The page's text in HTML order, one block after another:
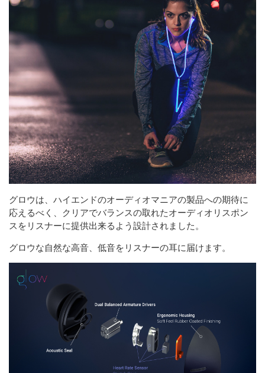
グロウは、ハイエンドのオーディオマニアの製品への期待に
応えるべく、クリアでバランスの取れたオーディオリスポン
スをリスナーに提供出来るよう設計されました。
グロウな自然な高音、低音をリスナーの耳に届けます。